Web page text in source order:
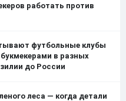
работать против
футбольные клубы
в разных
до России
леса — когда детали